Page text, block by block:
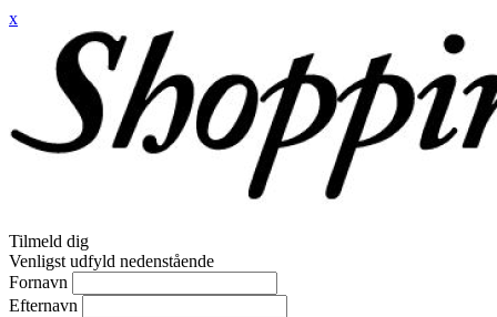
x
Tilmeld dig
Venligst udfyld nedenstående
Fornavn
Efternavn